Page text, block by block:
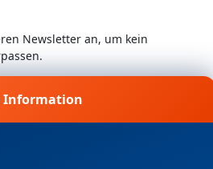
Newsletter an, um kein
verarbeitet
Information